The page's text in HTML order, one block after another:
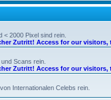
< 2000 Pixel sind rein.
Zutritt! Access for our visitors,
Scans rein.
Zutritt! Access for our visitors,
Internationalen Celebs rein.